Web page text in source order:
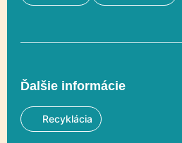
Ďalšie informácie
Recyklácia